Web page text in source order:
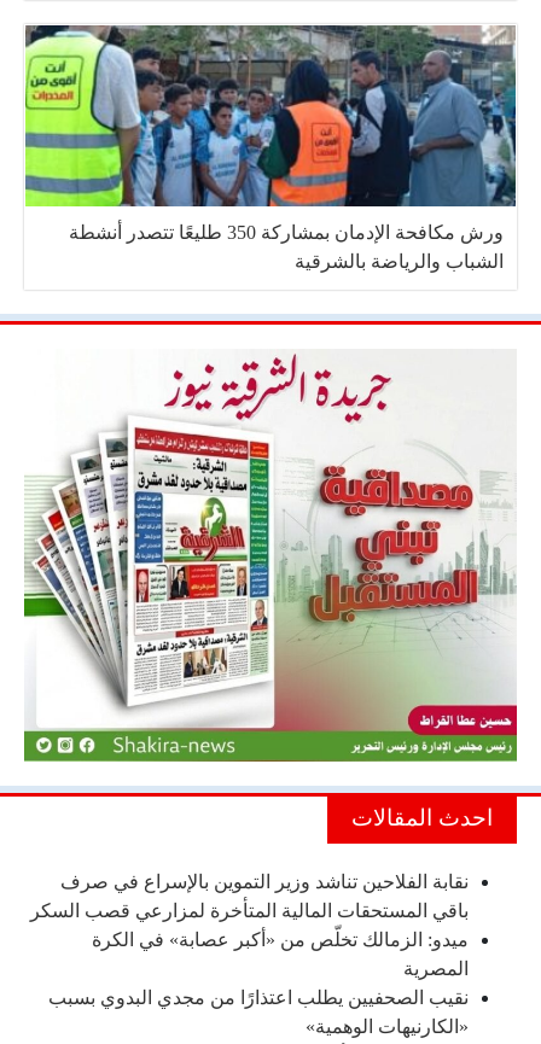
ورش مكافحة الإدمان بمشاركة 350 طليعًا تتصدر أنشطة
الشباب والرياضة بالشرقية
احدث المقالات
نقابة الفلاحين تناشد وزير التموين بالإسراع في صرف
باقي المستحقات المالية المتأخرة لمزارعي قصب السكر
ميدو: الزمالك تخلّص من «أكبر عصابة» في الكرة
المصرية
نقيب الصحفيين يطلب اعتذارًا من مجدي البدوي بسبب
«الكارنيهات الوهمية»